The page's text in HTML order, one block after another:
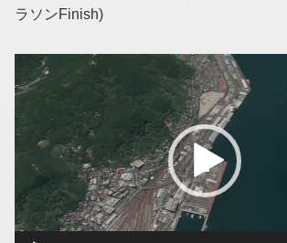
ラソンFinish)
画
プ
ヤ
ー